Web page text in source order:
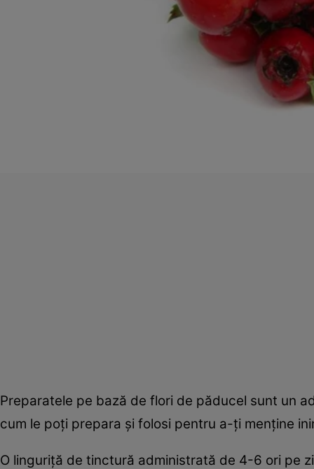
Preparatele pe bază de flori de păducel sunt un
cum le poţi prepara şi folosi pentru a-ţi menţine
O linguriţă de tinctură administrată de 4-6 ori pe